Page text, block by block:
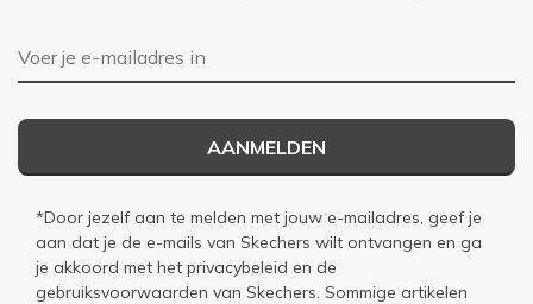
E-mailadres
AANMELDEN
*Door jezelf aan te melden met jouw e-mailadres, geef je
aan dat je de e-mails van Skechers wilt ontvangen en ga
je akkoord met het privacybeleid en de
gebruiksvoorwaarden van Skechers. Sommige artikelen